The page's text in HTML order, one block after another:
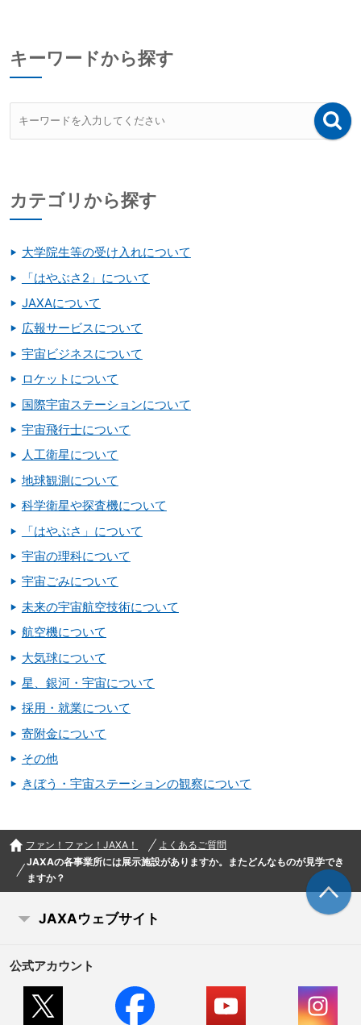
キーワードから探す
カテゴリから探す
大学院生等の受け入れについて
「はやぶさ2」について
JAXAについて
広報サービスについて
宇宙ビジネスについて
ロケットについて
国際宇宙ステーションについて
宇宙飛行士について
人工衛星について
地球観測について
科学衛星や探査機について
「はやぶさ」について
宇宙の理科について
宇宙ごみについて
未来の宇宙航空技術について
航空機について
大気球について
星、銀河・宇宙について
採用・就業について
寄附金について
その他
きぼう・宇宙ステーションの観察について
ファン！ファン！JAXA！
よくあるご質問
JAXAの各事業所には展示施設がありますか。またどんなものが見学でき
ますか？
JAXAウェブサイト
公式アカウント